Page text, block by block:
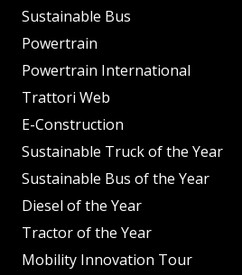
Sustainable Bus
Powertrain
Powertrain International
Trattori Web
E-Construction
Sustainable Truck of the Year
Sustainable Bus of the Year
Diesel of the Year
Tractor of the Year
Mobility Innovation Tour